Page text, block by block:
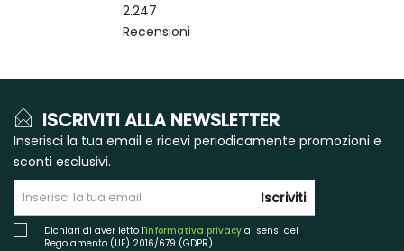
2.247
Recensioni
ISCRIVITI ALLA NEWSLETTER
Inserisci la tua email e ricevi periodicamente promozioni e
sconti esclusivi.
Iscriviti
Dichiari di aver letto l'informativa privacy ai sensi del
Regolamento (UE) 2016/679 (GDPR).